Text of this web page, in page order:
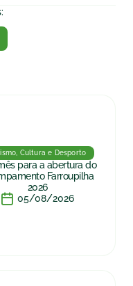
Cultura e Desporto
para a abertura do
Farroupilha
2026
05/08/2026